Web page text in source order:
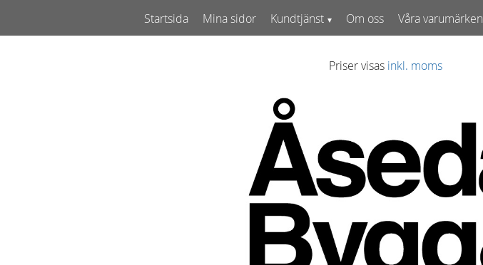
Priser visas inkl. moms
Startsida Mina sidor Kundtjänst Om oss Våra varumärken